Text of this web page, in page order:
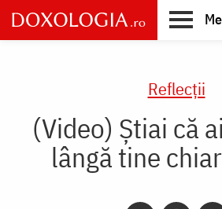
Skip
to
main
Reflecții
(Video) Știai că
lângă tine